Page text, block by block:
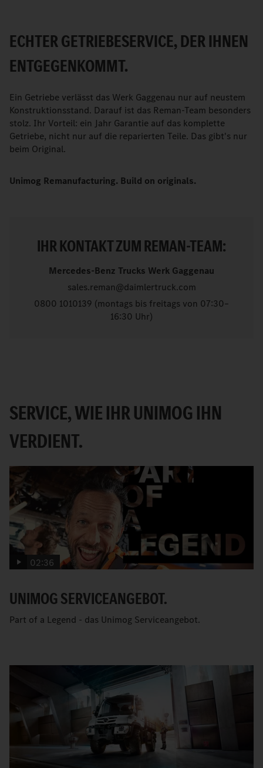
ECHTER GETRIEBESERVICE, DER IHNEN
ENTGEGENKOMMT.
Ein Getriebe verlässt das Werk Gaggenau nur auf neustem
Konstruktionsstand. Darauf ist das Reman-Team besonders
stolz. Ihr Vorteil: ein Jahr Garantie auf das komplette
Getriebe, nicht nur auf die reparierten Teile. Das gibt's nur
beim Original.
Unimog Remanufacturing. Build on originals.
IHR KONTAKT ZUM REMAN-TEAM:
Mercedes-Benz Trucks Werk Gaggenau
sales.reman@daimlertruck.com
0800 1010139 (montags bis freitags von 07:30–
16:30 Uhr)
SERVICE, WIE IHR UNIMOG IHN
VERDIENT.
02:36
UNIMOG SERVICEANGEBOT.
Part of a Legend - das Unimog Serviceangebot.